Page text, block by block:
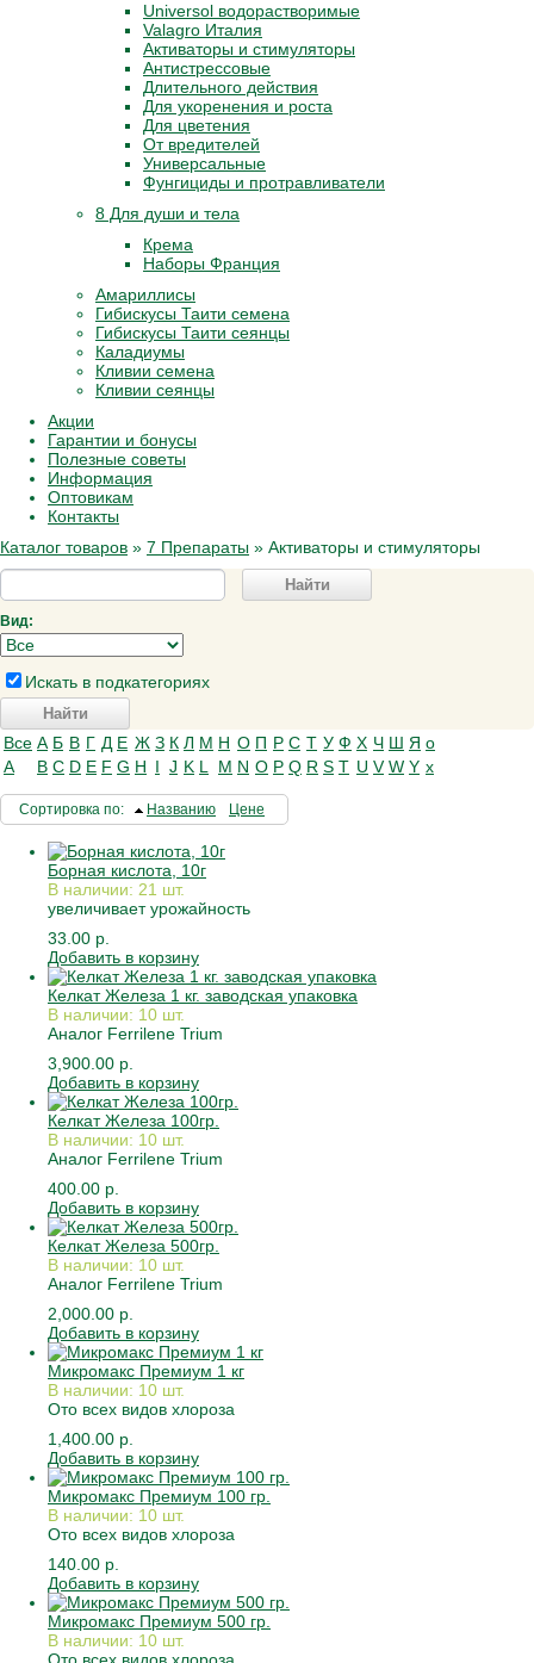
Universol водорастворимые
Valagro Италия
Активаторы и стимуляторы
Антистрессовые
Длительного действия
Для укоренения и роста
Для цветения
От вредителей
Универсальные
Фунгициды и протравливатели
8 Для души и тела
Крема
Наборы Франция
Амариллисы
Гибискусы Таити семена
Гибискусы Таити сеянцы
Каладиумы
Кливии семена
Кливии сеянцы
Акции
Гарантии и бонусы
Полезные советы
Информация
Оптовикам
Контакты
Каталог товаров » 7 Препараты » Активаторы и стимуляторы
Вид:
Искать в подкатегориях
Все А Б В Г Д Е Ж З К Л М Н О П Р С Т У Ф Х Ч Ш Я о
A
B C D E F G H I J K L M N O P Q R S T U V W Y x
Сортировка по: Названию Цене
Борная кислота, 10г
В наличии: 21 шт.
увеличивает урожайность
33.00 р.
Добавить в корзину
Келкат Железа 1 кг. заводская упаковка
В наличии: 10 шт.
Аналог Ferrilene Trium
3,900.00 р.
Добавить в корзину
Келкат Железа 100гр.
В наличии: 10 шт.
Аналог Ferrilene Trium
400.00 р.
Добавить в корзину
Келкат Железа 500гр.
В наличии: 10 шт.
Аналог Ferrilene Trium
2,000.00 р.
Добавить в корзину
Микромакс Премиум 1 кг
В наличии: 10 шт.
Ото всех видов хлороза
1,400.00 р.
Добавить в корзину
Микромакс Премиум 100 гр.
В наличии: 10 шт.
Ото всех видов хлороза
140.00 р.
Добавить в корзину
Микромакс Премиум 500 гр.
В наличии: 10 шт.